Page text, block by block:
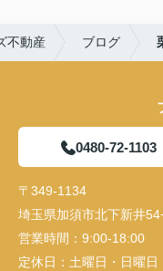
不動産 ブログ
0480-72-1103
〒349-1134
埼玉県加須市北下新井
営業時間： 9:00-18:00
定休日： 土曜日・日曜日